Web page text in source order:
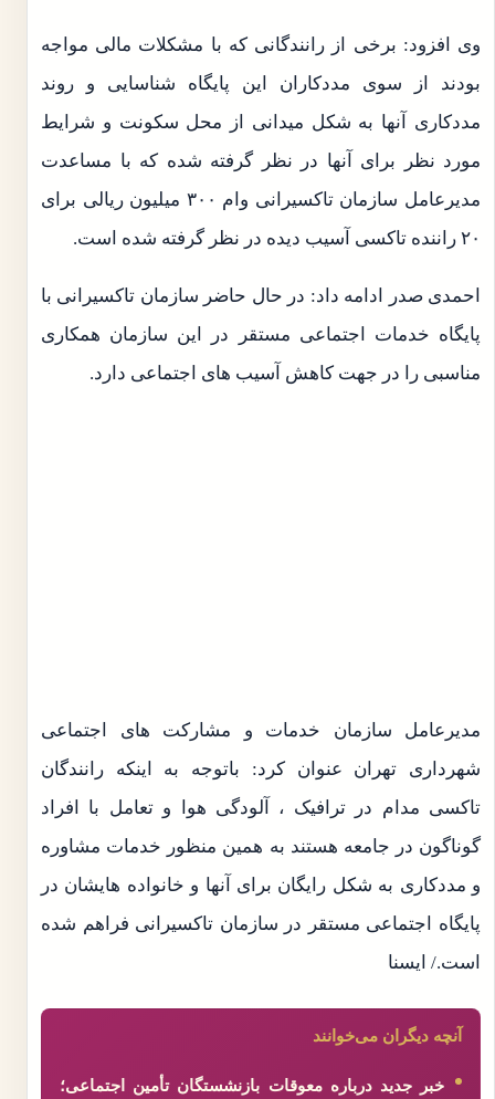
وی افزود: برخی از رانندگانی که با مشکلات مالی مواجه
بودند از سوی مددکاران این پایگاه شناسایی و روند
مددکاری آنها به شکل میدانی از محل سکونت و شرایط
مورد نظر برای آنها در نظر گرفته شده که با مساعدت
مدیرعامل سازمان تاکسیرانی وام ۳۰۰ میلیون ریالی برای
۲۰ راننده تاکسی آسیب دیده در نظر گرفته شده است.
احمدی صدر ادامه داد: در حال حاضر سازمان تاکسیرانی با
پایگاه خدمات اجتماعی مستقر در این سازمان همکاری
مناسبی را در جهت کاهش آسیب های اجتماعی دارد.
مدیرعامل سازمان خدمات و مشارکت های اجتماعی
شهرداری تهران عنوان کرد: باتوجه به اینکه رانندگان
تاکسی مدام در ترافیک ، آلودگی هوا و تعامل با افراد
گوناگون در جامعه هستند به همین منظور خدمات مشاوره
و مددکاری به شکل رایگان برای آنها و خانواده هایشان در
پایگاه اجتماعی مستقر در سازمان تاکسیرانی فراهم شده
است./ ایسنا
آنچه دیگران می‌خوانند
خبر جدید درباره معوقات بازنشستگان تأمین اجتماعی؛